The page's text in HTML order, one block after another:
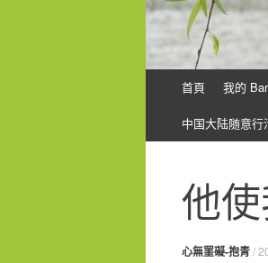
content
首頁 我的
中国大陆随意行
他
心無罣礙-抱青/